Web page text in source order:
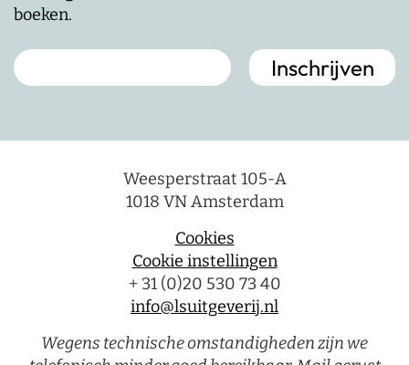
boeken.
Weesperstraat 105-A
1018 VN Amsterdam
Cookies
Cookie instellingen
+ 31 (0)20 530 73 40
info@lsuitgeverij.nl
Wegens technische omstandigheden zijn we